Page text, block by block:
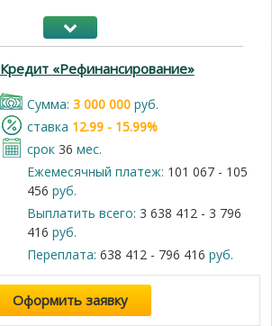
Кредит «Рефинансирование»
Cумма: 3 000 000руб.
cтавка 12.99 - 15.99%
срок 36 мес.
Ежемесячный платеж: 101 067 - 105
456 руб.
Выплатить всего: 3 638 412 - 3 796
416 руб.
Переплата: 638 412 - 796 416 руб.
Оформить заявку